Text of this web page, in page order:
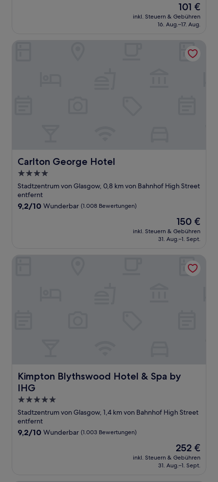
Der
Preis
beträgt
101 €
inkl. Steuern & Gebühren
16. Aug.–17. Aug.
Carlton George Hotel
Carlton George Hotel
4.0-
Sterne-
Unterkunft
Stadtzentrum von Glasgow, 0,8 km von Bahnhof High Street
entfernt
9.2
9,2/10 Wunderbar (1.008 Bewertungen)
Der
Preis
beträgt
150 €
inkl. Steuern & Gebühren
31. Aug.–1. Sept.
Kimpton Blythswood Hotel & Spa by
IHG
Kimpton Blythswood Hotel & Spa by IHG
5.0-
Sterne-
Unterkunft
Stadtzentrum von Glasgow, 1,4 km von Bahnhof High Street
entfernt
9.2
9,2/10 Wunderbar (1.003 Bewertungen)
Der
Preis
beträgt
252 €
inkl. Steuern & Gebühren
31. Aug.–1. Sept.